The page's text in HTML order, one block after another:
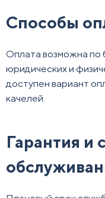
Способы
Оплата возможна по
юридических и
доступен вариант
качелей.
Гарантия и